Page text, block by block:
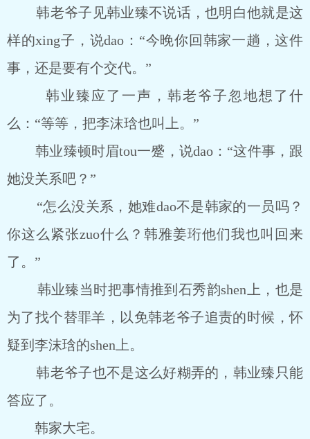
韩老爷子见韩业臻不说话，也明白他就是这
样的xing子，说dao：“今晚你回韩家一趟，这件
事，还是要有个交代。”
韩业臻应了一声，韩老爷子忽地想了什
么：“等等，把李沫琀也叫上。”
韩业臻顿时眉tou一蹙，说dao：“这件事，跟
她没关系吧？”
“怎么没关系，她难dao不是韩家的一员吗？
你这么紧张zuo什么？韩雅姜珩他们我也叫回来
了。”
韩业臻当时把事情推到石秀韵shen上，也是
为了找个替罪羊，以免韩老爷子追责的时候，怀
疑到李沫琀的shen上。
韩老爷子也不是这么好糊弄的，韩业臻只能
答应了。
韩家大宅。